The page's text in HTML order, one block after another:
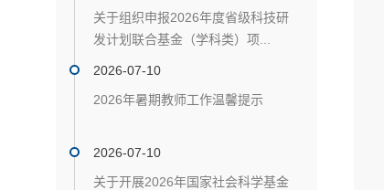
关于组织申报2026年度省级科技研
发计划联合基金（学科类）项...
2026-07-10
2026年暑期教师工作温馨提示
2026-07-10
关于开展2026年国家社会科学基金